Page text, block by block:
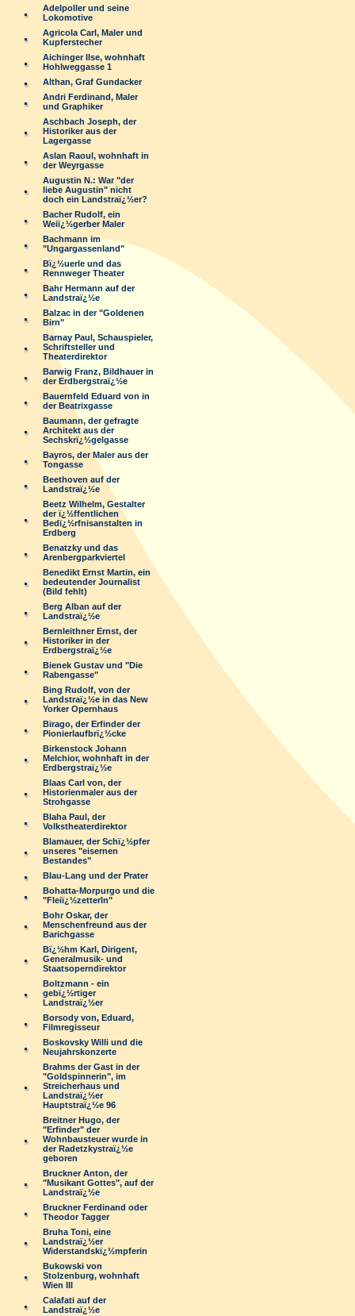
Adelpoller und seine
Lokomotive
Agricola Carl, Maler und
Kupferstecher
Aichinger Ilse, wohnhaft
Hohlweggasse 1
Althan, Graf Gundacker
Andri Ferdinand, Maler
und Graphiker
Aschbach Joseph, der
Historiker aus der
Lagergasse
Aslan Raoul, wohnhaft in
der Weyrgasse
Augustin N.: War "der
liebe Augustin" nicht
doch ein Landstraï¿½er?
Bacher Rudolf, ein
Weiï¿½gerber Maler
Bachmann im
"Ungargassenland"
Bï¿½uerle und das
Rennweger Theater
Bahr Hermann auf der
Landstraï¿½e
Balzac in der "Goldenen
Birn"
Barnay Paul, Schauspieler,
Schriftsteller und
Theaterdirektor
Barwig Franz, Bildhauer in
der Erdbergstraï¿½e
Bauernfeld Eduard von in
der Beatrixgasse
Baumann, der gefragte
Architekt aus der
Sechskrï¿½gelgasse
Bayros, der Maler aus der
Tongasse
Beethoven auf der
Landstraï¿½e
Beetz Wilhelm, Gestalter
der ï¿½ffentlichen
Bedï¿½rfnisanstalten in
Erdberg
Benatzky und das
Arenbergparkviertel
Benedikt Ernst Martin, ein
bedeutender Journalist
(Bild fehlt)
Berg Alban auf der
Landstraï¿½e
Bernleithner Ernst, der
Historiker in der
Erdbergstraï¿½e
Bienek Gustav und "Die
Rabengasse"
Bing Rudolf, von der
Landstraï¿½e in das New
Yorker Opernhaus
Birago, der Erfinder der
Pionierlaufbrï¿½cke
Birkenstock Johann
Melchior, wohnhaft in der
Erdbergstraï¿½e
Blaas Carl von, der
Historienmaler aus der
Strohgasse
Blaha Paul, der
Volkstheaterdirektor
Blamauer, der Schï¿½pfer
unseres "eisernen
Bestandes"
Blau-Lang und der Prater
Bohatta-Morpurgo und die
"Fleiï¿½zetterln"
Bohr Oskar, der
Menschenfreund aus der
Barichgasse
Bï¿½hm Karl, Dirigent,
Generalmusik- und
Staatsoperndirektor
Boltzmann - ein
gebï¿½rtiger
Landstraï¿½er
Borsody von, Eduard,
Filmregisseur
Boskovsky Willi und die
Neujahrskonzerte
Brahms der Gast in der
"Goldspinnerin", im
Streicherhaus und
Landstraï¿½er
Hauptstraï¿½e 96
Breitner Hugo, der
"Erfinder" der
Wohnbausteuer wurde in
der Radetzkystraï¿½e
geboren
Bruckner Anton, der
"Musikant Gottes", auf der
Landstraï¿½e
Bruckner Ferdinand oder
Theodor Tagger
Bruha Toni, eine
Landstraï¿½er
Widerstandskï¿½mpferin
Bukowski von
Stolzenburg, wohnhaft
Wien III
Calafati auf der
Landstraï¿½e